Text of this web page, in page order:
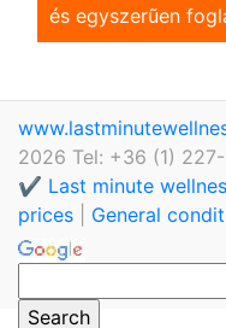
és egyszerũen
2026 Tel: +36 (1)
✔️ Last minute
prices
General